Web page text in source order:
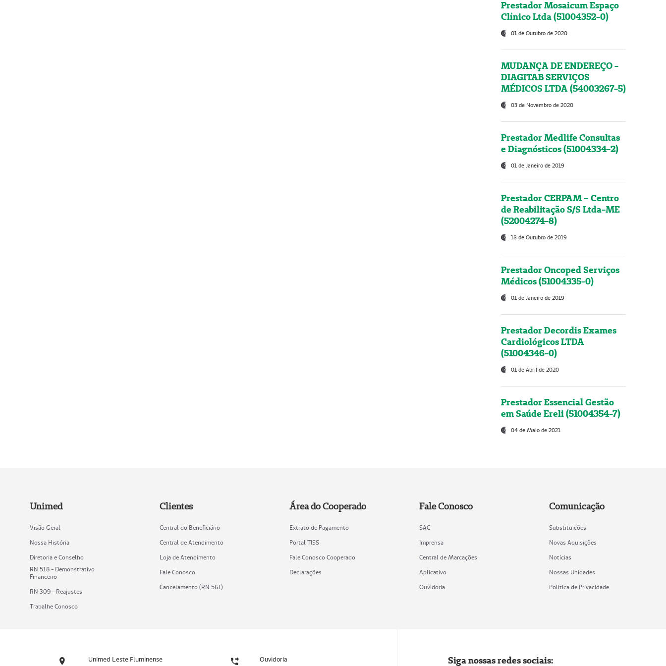
Prestador Mosaicum Espaço
Clínico Ltda (51004352-0)
01 de Outubro de 2020
MUDANÇA DE ENDEREÇO -
DIAGITAB SERVIÇOS
MÉDICOS LTDA (54003267-5)
03 de Novembro de 2020
Prestador Medlife Consultas
e Diagnósticos (51004334-2)
01 de Janeiro de 2019
Prestador CERPAM – Centro
de Reabilitação S/S Ltda-ME
(52004274-8)
18 de Outubro de 2019
Prestador Oncoped Serviços
Médicos (51004335-0)
01 de Janeiro de 2019
Prestador Decordis Exames
Cardiológicos LTDA
(51004346-0)
01 de Abril de 2020
Prestador Essencial Gestão
em Saúde Ereli (51004354-7)
04 de Maio de 2021
Unimed
Visão Geral
Nossa História
Diretoria e Conselho
RN 518 - Demonstrativo
Financeiro
RN 309 - Reajustes
Trabalhe Conosco
Clientes
Central do Beneficiário
Central de Atendimento
Loja de Atendimento
Fale Conosco
Cancelamento (RN 561)
Área do Cooperado
Extrato de Pagamento
Portal TISS
Fale Conosco Cooperado
Declarações
Fale Conosco
SAC
Imprensa
Central de Marcações
Aplicativo
Ouvidoria
Comunicação
Substituições
Novas Aquisições
Notícias
Nossas Unidades
Política de Privacidade
Unimed Leste Fluminense Ouvidoria Siga nossas redes sociais: